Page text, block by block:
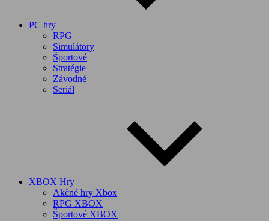
PC hry
RPG
Simulátory
Športové
Stratégie
Závodné
Seriál
XBOX Hry
Akčné hry Xbox
RPG XBOX
Športové XBOX